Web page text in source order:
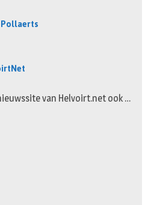
Pollaerts
van Helvoirt.net ook …